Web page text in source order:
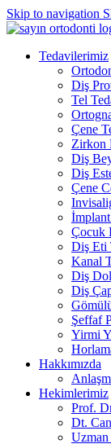
Skip to navigation
Tedavilerimiz
Diş
Tel
Çene
Zirkon
Diş
Diş
Çene
Çocuk
Diş Eti
Kanal
Diş
Diş
Şeffaf
Yirmi
Hakkımızda
Hekimlerimiz
Prof.
Dt.